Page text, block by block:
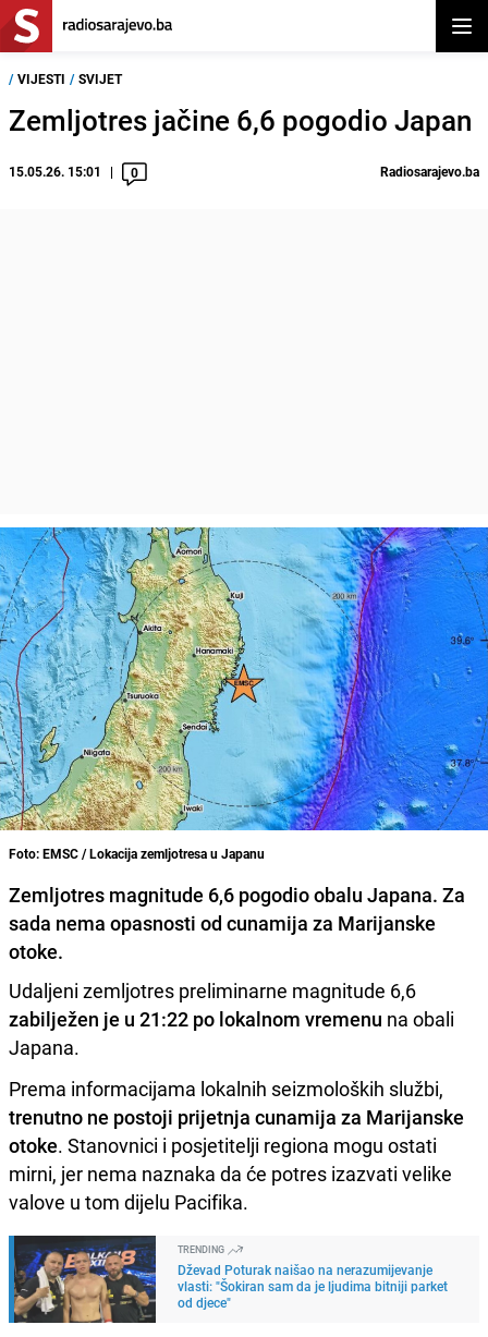
/ VIJESTI / SVIJET
Zemljotres jačine 6,6 pogodio Japan
15.05.26. 15:01 0 Radiosarajevo.ba
Foto: EMSC / Lokacija zemljotresa u Japanu
Zemljotres magnitude 6,6 pogodio obalu Japana. Za
sada nema opasnosti od cunamija za Marijanske
otoke.
Udaljeni zemljotres preliminarne magnitude 6,6
zabilježen je u 21:22 po lokalnom vremenu na obali
Japana.
Prema informacijama lokalnih seizmoloških službi,
trenutno ne postoji prijetnja cunamija za Marijanske
otoke. Stanovnici i posjetitelji regiona mogu ostati
mirni, jer nema naznaka da će potres izazvati velike
valove u tom dijelu Pacifika.
TRENDING
Dževad Poturak naišao na nerazumijevanje
vlasti: "Šokiran sam da je ljudima bitniji parket
od djece"